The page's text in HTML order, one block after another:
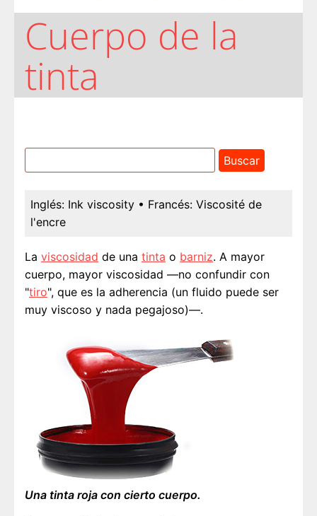
Cuerpo de la
tinta
Inglés: Ink viscosity • Francés: Viscosité de
l'encre
La viscosidad de una tinta o barniz. A mayor
cuerpo, mayor viscosidad —no confundir con
"tiro", que es la adherencia (un fluido puede ser
muy viscoso y nada pegajoso)—.
Una tinta roja con cierto cuerpo.